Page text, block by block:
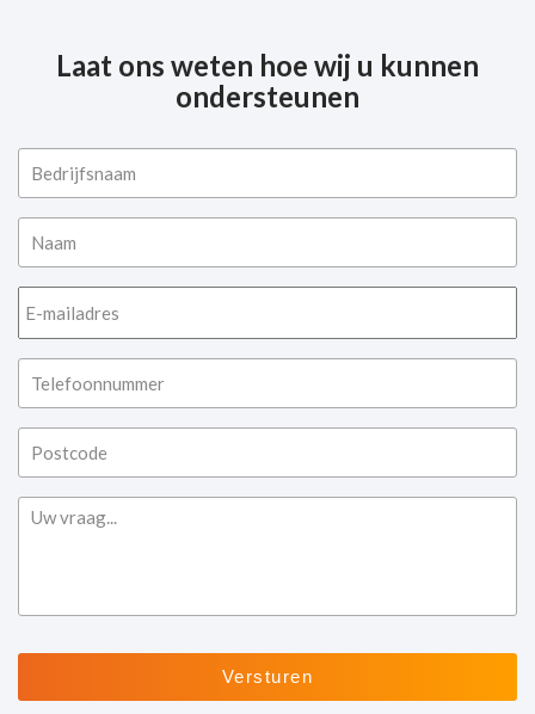
Laat ons weten hoe wij u kunnen
ondersteunen